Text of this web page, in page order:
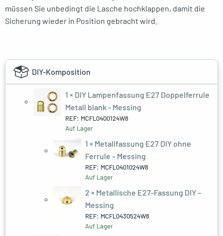
müssen Sie unbedingt die Lasche hochklappen, damit die
Sicherung wieder in Position gebracht wird.
DIY-Komposition
1 × DIY Lampenfassung E27 Doppelferrule
Metall blank - Messing
REF: MCFL0400124W8
Auf Lager
1 × Metallfassung E27 DIY ohne
Ferrule – Messing
REF: MCFL0401024W8
Auf Lager
2 × Metallische E27-Fassung DIY –
Messing
REF: MCFL0430524W8
Auf Lager